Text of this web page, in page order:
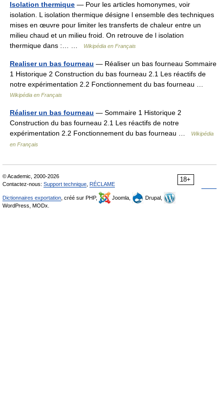
Isolation thermique — Pour les articles homonymes, voir
isolation. L isolation thermique désigne l ensemble des techniques
mises en œuvre pour limiter les transferts de chaleur entre un
milieu chaud et un milieu froid. On retrouve de l isolation
thermique dans :… …
Wikipédia en Français
Realiser un bas fourneau — Réaliser un bas fourneau Sommaire
1 Historique 2 Construction du bas fourneau 2.1 Les réactifs de
notre expérimentation 2.2 Fonctionnement du bas fourneau …
Wikipédia en Français
Réaliser un bas fourneau — Sommaire 1 Historique 2
Construction du bas fourneau 2.1 Les réactifs de notre
expérimentation 2.2 Fonctionnement du bas fourneau …
Wikipédia
en Français
18+
© Academic, 2000-2026
Contactez-nous: Support technique RÉCLAME
Dictionnaires exportation , créé sur PHP, Joomla,
Drupal,
WordPress, MODx.